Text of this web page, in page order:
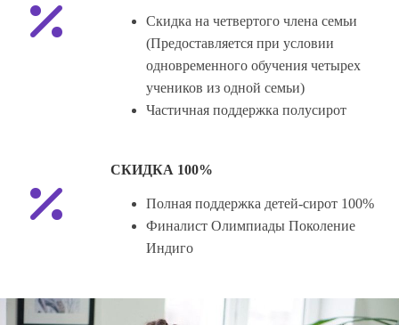
Скидка на четвертого члена семьи
(Предоставляется при условии
одновременного обучения четырех
учеников из одной семьи)
Частичная поддержка полусирот
СКИДКА 100%
Полная поддержка детей-сирот 100%
Финалист Олимпиады Поколение
Индиго